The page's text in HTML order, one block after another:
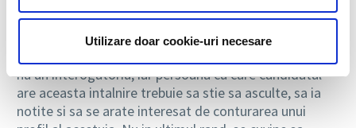
Utilizare doar cookie-uri necesare
serios sau ca organizatia nu este una prea serioasa.
nu un interogatoriu, iar persoana cu care candidatul
are aceasta intalnire trebuie sa stie sa asculte, sa ia
notite si sa se arate interesat de conturarea unui